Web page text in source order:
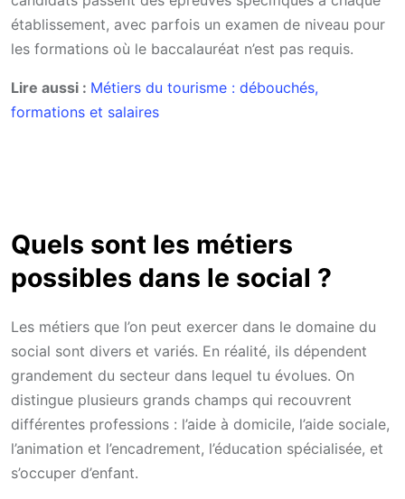
établissement, avec parfois un examen de niveau pour
les formations où le baccalauréat n’est pas requis.
Lire aussi : Métiers du tourisme : débouchés,
formations et salaires
Quels sont les métiers
possibles dans le social ?
Les métiers que l’on peut exercer dans le domaine du
social sont divers et variés. En réalité, ils dépendent
grandement du secteur dans lequel tu évolues. On
distingue plusieurs grands champs qui recouvrent
différentes professions : l’aide à domicile, l’aide sociale,
l’animation et l’encadrement, l’éducation spécialisée, et
s’occuper d’enfant.